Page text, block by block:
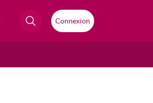
Connexion